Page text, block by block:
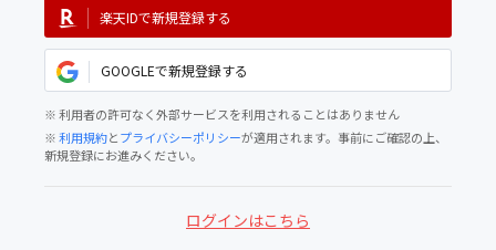
楽天IDで新規登録する
GOOGLEで新規登録する
※ 利用者の許可なく外部サービスを利用されることはありません
※利用規約とプライバシーポリシーが適用されます。事前にご確認の上、
新規登録にお進みください。
ログインはこちら